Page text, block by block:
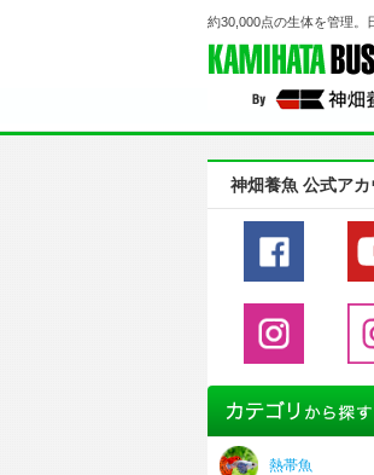
約30,000点の生体を管理。
神畑養魚 公式アカ
熱帯魚